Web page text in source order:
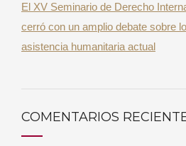
El XV Seminario de Derecho
cerró con un amplio debate sobre
asistencia humanitaria actual
COMENTARIOS